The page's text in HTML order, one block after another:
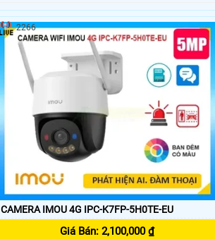
CAMERA IMOU 4G IPC-K7FP-5H0TE-EU
Giá Bán: 2,100,000 ₫
2266